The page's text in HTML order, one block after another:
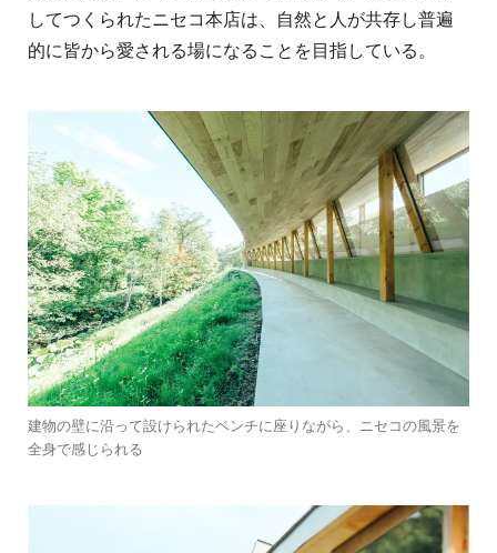
してつくられたニセコ本店は、⾃然と⼈が共存し普遍
的に皆から愛される場になることを⽬指している。
建物の壁に沿って設けられたベンチに座りながら、ニセコの風景を
全身で感じられる